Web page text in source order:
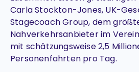
Carla Stockton-Jones, UK-
Stagecoach Group, dem
Nahverkehrsanbieter im
mit schätzungsweise 2,5
Personenfahrten pro Tag.